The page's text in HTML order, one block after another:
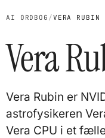
AI ORDBOG /VERA RUBIN
Vera
Vera Rubin er
astrofysikeren
Vera CPU i et